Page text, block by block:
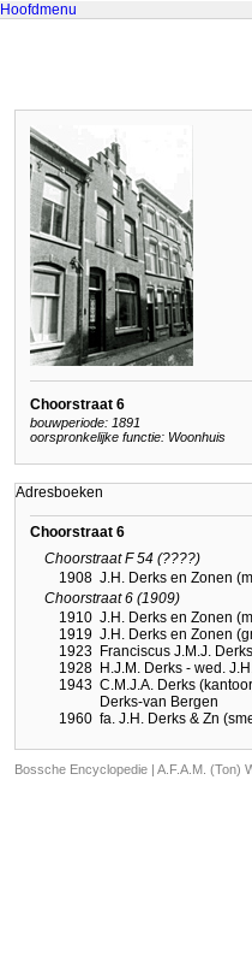
Hoofdmenu
Choorstraat 6
bouwperiode: 1891
oorspronkelijke functie: Woonhuis
Adresboeken
Choorstraat 6
Choorstraat F 54 (????)
1908 J.H. Derks en Zonen
Choorstraat 6 (1909)
1910 J.H. Derks en Zonen
1919 J.H. Derks en Zonen
1923 Franciscus J.M.J.
1928 H.J.M. Derks - wed.
1943 C.M.J.A. Derks
Derks-van Bergen
1960 fa. J.H. Derks & Zn
Bossche Encyclopedie | A.F.A.M. (Ton)